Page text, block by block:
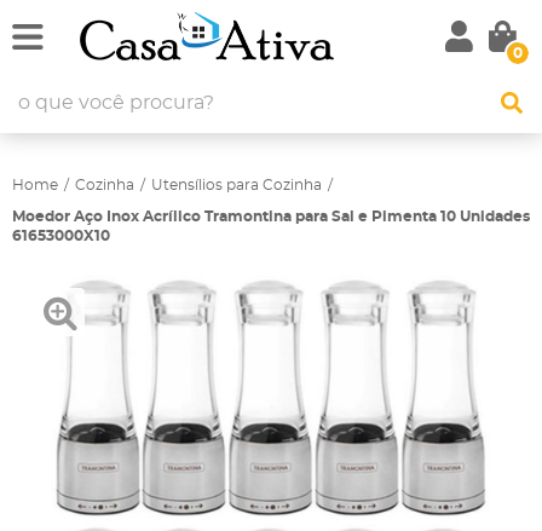
0
Home Cozinha Utensílios para Cozinha
Moedor Aço Inox Acrílico Tramontina para Sal e Pimenta 10 Unidades
61653000X10